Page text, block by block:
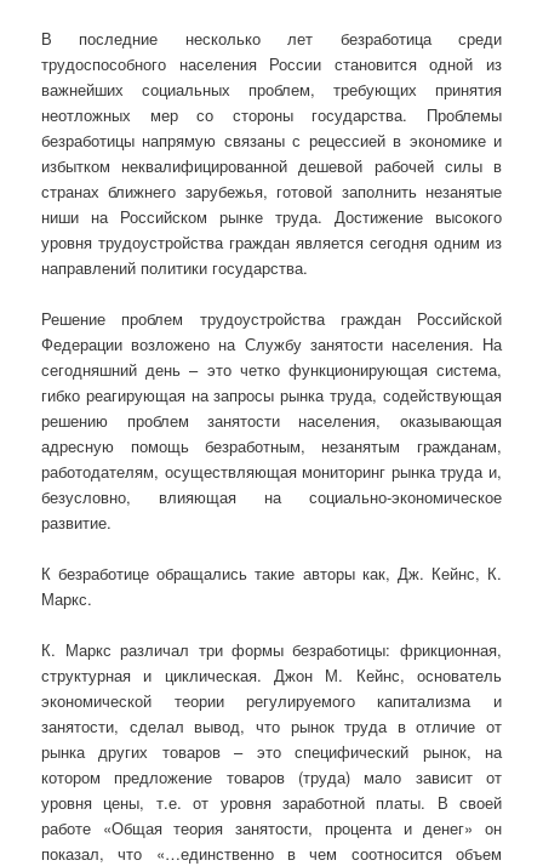
В последние несколько лет безработица среди
трудоспособного населения России становится одной из
важнейших социальных проблем, требующих принятия
неотложных мер со стороны государства. Проблемы
безработицы напрямую связаны с рецессией в экономике и
избытком неквалифицированной дешевой рабочей силы в
странах ближнего зарубежья, готовой заполнить незанятые
ниши на Российском рынке труда. Достижение высокого
уровня трудоустройства граждан является сегодня одним из
направлений политики государства.
Решение проблем трудоустройства граждан Российской
Федерации возложено на Службу занятости населения. На
сегодняшний день – это четко функционирующая система,
гибко реагирующая на запросы рынка труда, содействующая
решению проблем занятости населения, оказывающая
адресную помощь безработным, незанятым гражданам,
работодателям, осуществляющая мониторинг рынка труда и,
безусловно, влияющая на социально-экономическое
развитие.
К безработице обращались такие авторы как, Дж. Кейнс, К.
Маркс.
К. Маркс различал три формы безработицы: фрикционная,
структурная и циклическая. Джон М. Кейнс, основатель
экономической теории регулируемого капитализма и
занятости, сделал вывод, что рынок труда в отличие от
рынка других товаров – это специфический рынок, на
котором предложение товаров (труда) мало зависит от
уровня цены, т.е. от уровня заработной платы. В своей
работе «Общая теория занятости, процента и денег» он
показал, что «…единственно в чем соотносится объем